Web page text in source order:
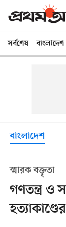
সর্বশেষ বাংলাদেশ
বাংলাদেশ
স্মারক বক্তৃতা
গণতন্ত্র ও